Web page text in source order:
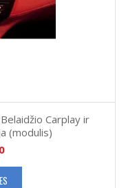
Carplay ir
(modulis)